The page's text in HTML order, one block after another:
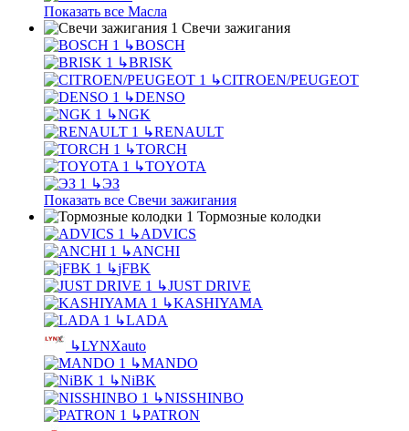
Показать все Масла
Свечи зажигания
↳BOSCH
↳BRISK
↳CITROEN/PEUGEOT
↳DENSO
↳NGK
↳RENAULT
↳TORCH
↳TOYOTA
↳ЭЗ
Показать все Свечи зажигания
Тормозные колодки
↳ADVICS
↳ANCHI
↳jFBK
↳JUST DRIVE
↳KASHIYAMA
↳LADA
↳LYNXauto
↳MANDO
↳NiBK
↳NISSHINBO
↳PATRON